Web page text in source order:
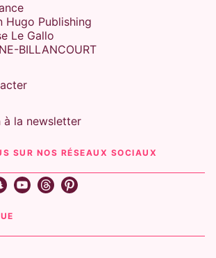
Hugo Publishing
Le Gallo
BILLANCOURT
à la newsletter
SUR NOS RÉSEAUX SOCIAUX